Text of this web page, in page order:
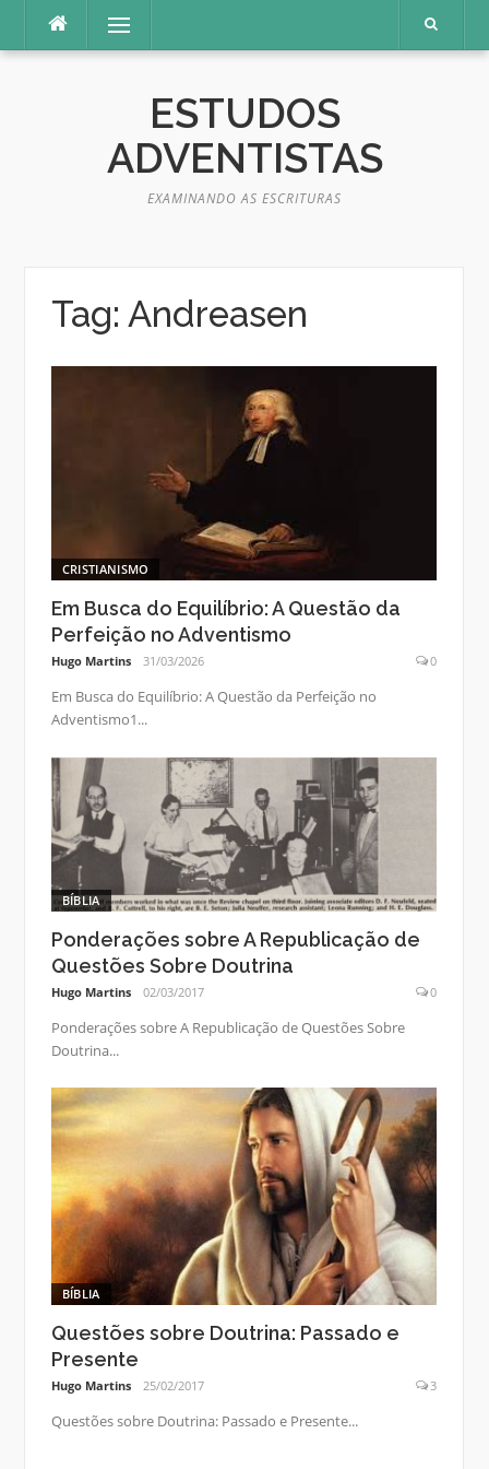
o
Menu
ESTUDOS
ADVENTISTAS
EXAMINANDO AS ESCRITURAS
Tag: Andreasen
CRISTIANISMO
Em Busca do Equilíbrio: A Questão da
Perfeição no Adventismo
Hugo Martins 31/03/2026 0
Em Busca do Equilíbrio: A Questão da Perfeição no
Adventismo1...
BÍBLIA
Ponderações sobre A Republicação de
Questões Sobre Doutrina
Hugo Martins 02/03/2017 0
Ponderações sobre A Republicação de Questões Sobre
Doutrina...
BÍBLIA
Questões sobre Doutrina: Passado e
Presente
Hugo Martins 25/02/2017 3
Questões sobre Doutrina: Passado e Presente...